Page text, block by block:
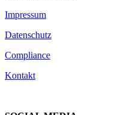
Impressum
Datenschutz
Compliance
Kontakt